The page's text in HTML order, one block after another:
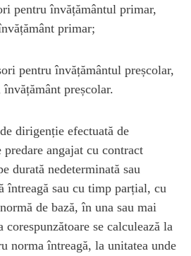
pentru învățământul primar,
primar;
pentru învățământul preșcolar,
preșcolar.
dirigenție efectuată de
angajat cu contract
durată nedeterminată sau
întreagă sau cu timp parțial, cu
de bază, în una sau mai
se calculează la
norma întreagă, la unitatea unde